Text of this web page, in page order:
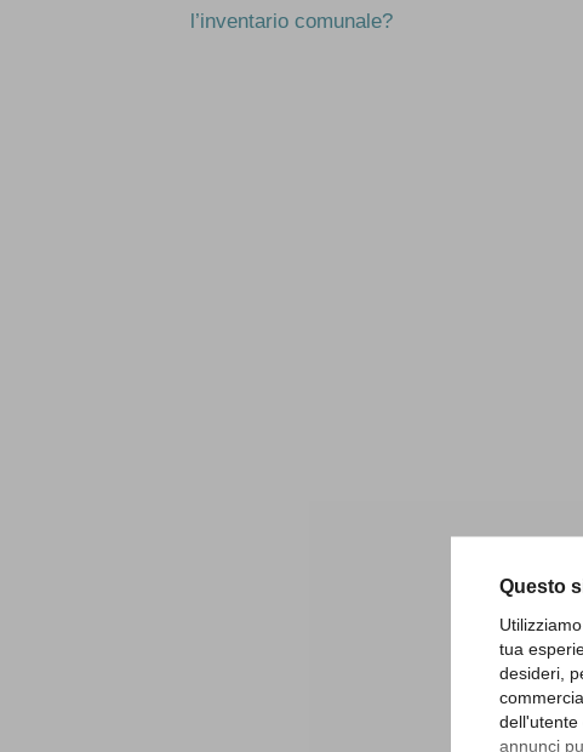
Questo
tua
desideri,
dell'utente
annunci
l’inventario comunale?